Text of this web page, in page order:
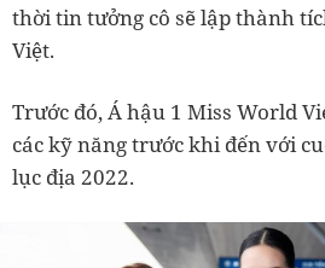
thời tin tưởng cô sẽ lập thành
Việt.
Trước đó, Á hậu 1 Miss World
các kỹ năng trước khi đến với
lục địa 2022.